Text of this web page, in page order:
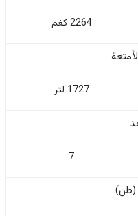
2264 كغم
1727 لتر
7
(طن)